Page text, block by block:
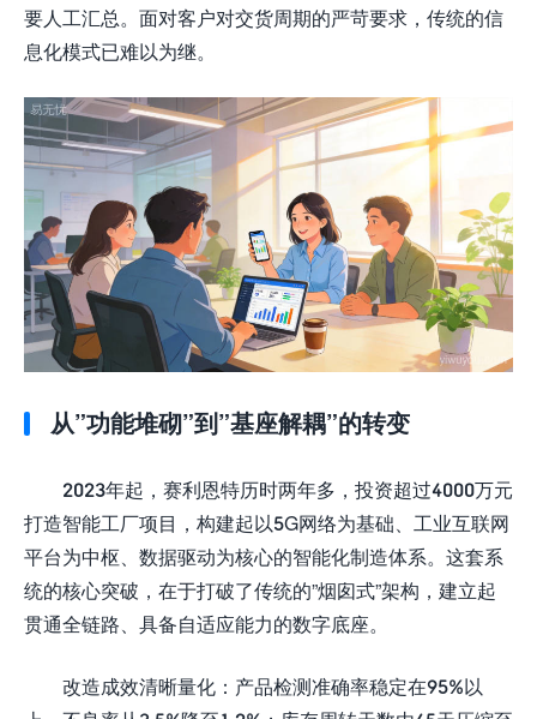
要人工汇总。面对客户对交货周期的严苛要求，传统的信
息化模式已难以为继。
从”功能堆砌”到”基座解耦”的转变
2023年起，赛利恩特历时两年多，投资超过4000万元
打造智能工厂项目，构建起以5G网络为基础、工业互联网
平台为中枢、数据驱动为核心的智能化制造体系。这套系
统的核心突破，在于打破了传统的”烟囱式”架构，建立起
贯通全链路、具备自适应能力的数字底座。
改造成效清晰量化：产品检测准确率稳定在95%以